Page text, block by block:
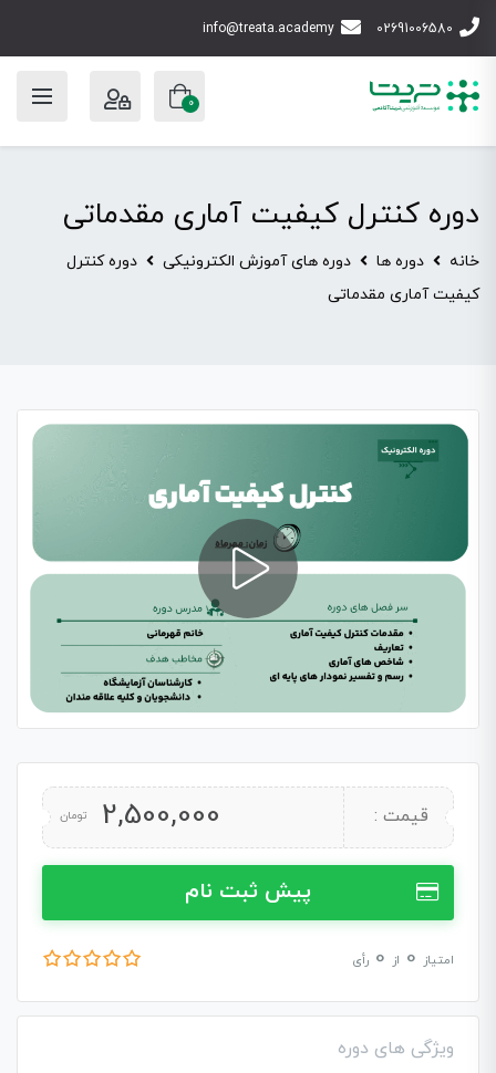
02691006580
info@treata.academy
0
دوره کنترل کیفیت آماری مقدماتی
خانه دوره ها دوره های آموزش الکترونیکی
دوره کنترل
کیفیت آماری مقدماتی
قیمت : 2,500,000 تومان
پیش ثبت نام
امتیاز 0 از 0 رأی
ویژگی های دوره